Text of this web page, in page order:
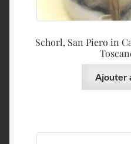
Schorl, San Piero in
Ajouter